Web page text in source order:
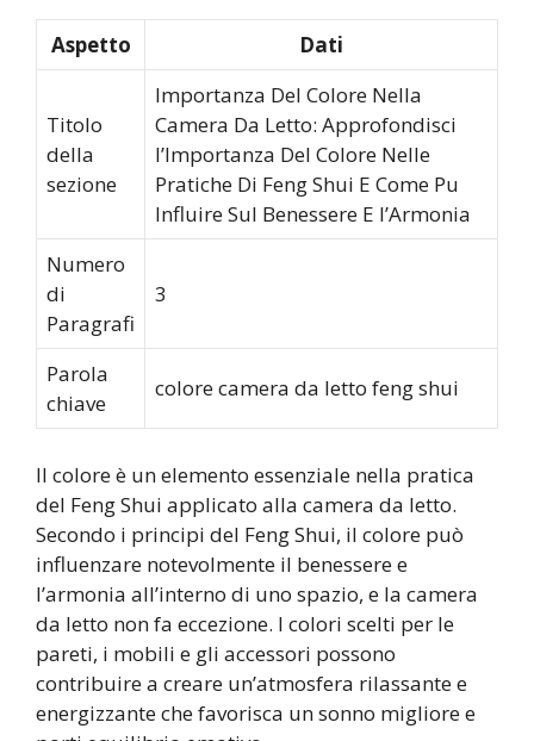
Aspetto Dati
Titolo
della
sezione
Importanza Del Colore Nella
Camera Da Letto: Approfondisci
l’Importanza Del Colore Nelle
Pratiche Di Feng Shui E Come Pu
Influire Sul Benessere E l’Armonia
Numero
di
Paragrafi
3
Parola
chiave
colore camera da letto feng shui
Il colore è un elemento essenziale nella pratica
del Feng Shui applicato alla camera da letto.
Secondo i principi del Feng Shui, il colore può
influenzare notevolmente il benessere e
l’armonia all’interno di uno spazio, e la camera
da letto non fa eccezione. I colori scelti per le
pareti, i mobili e gli accessori possono
contribuire a creare un’atmosfera rilassante e
energizzante che favorisca un sonno migliore e